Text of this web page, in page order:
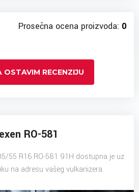
Prosečna ocena proizvoda: 0
OSTAVIM RECENZIJU
RO-581
55 R16 RO-581 91H dostupna je uz
na adresu vašeg vulkanizera.